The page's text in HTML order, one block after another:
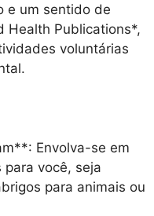
e um sentido de
Health Publications*,
voluntárias
Envolva-se em
você, seja
para animais ou